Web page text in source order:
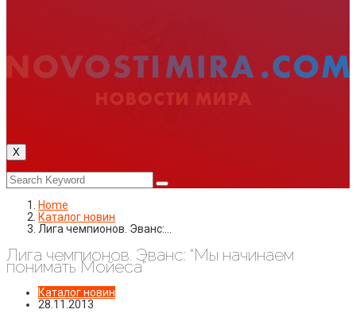
X
Home
Каталог новин
Лига чемпионов. Эванс:…
Лига чемпионов. Эванс: “Мы начинаем
понимать Мойеса”
Каталог новин
28.11.2013